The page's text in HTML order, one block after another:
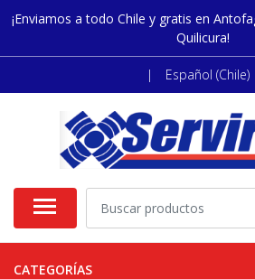
¡Enviamos a todo Chile y gratis en
Quilicura!
| Español (Chile)
CATEGORÍAS